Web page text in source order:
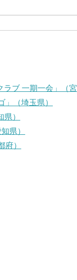
ラブ 一期一会」（
」（埼玉県）
）
県）
府）